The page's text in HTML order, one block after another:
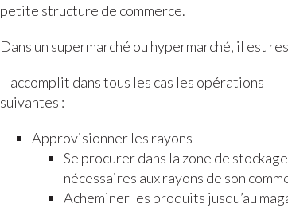
petite structure de commerce.
Dans un supermarché ou hypermarché, il est
Il accomplit dans tous les cas les opérations
suivantes :
Approvisionner les rayons
Se procurer dans la zone de
nécessaires aux rayons de son
Acheminer les produits jusqu’au